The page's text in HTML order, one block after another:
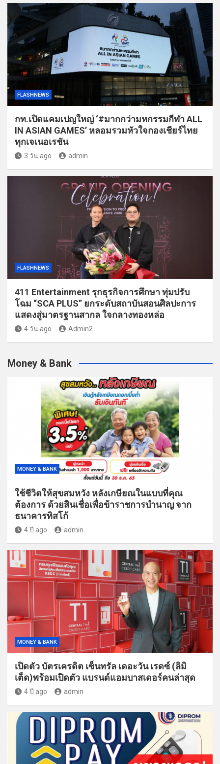
FLASHNEWS
กท.เปิดแคมเปญใหญ่ ‘#มากกว่ามหกรรมกีฬา ALL
IN ASIAN GAMES’ หลอมรวมหัวใจกองเชียร์ไทย
ทุกเจเนอเรชัน
3 วัน ago admin
FLASHNEWS
411 Entertainment รุกธุรกิจการศึกษา ทุ่มปรับ
โฉม “SCA PLUS” ยกระดับสถาบันสอนศิลปะการ
แสดงสู่มาตรฐานสากล ใจกลางทองหล่อ
4 วัน ago Admin2
Money & Bank
MONEY & BANK
ใช้ชีวิตให้สุขสมหวัง หลังเกษียณในแบบที่คุณ
ต้องการ ด้วยสินเชื่อเพื่อข้าราชการบำนาญ จาก
ธนาคารทิสโก้
4 ปี ago admin
MONEY & BANK
เปิดตัว บัตรเครดิต เซ็นทรัล เดอะวัน เรดซ์ (ลิมิ
เต็ด)พร้อมเปิดตัว แบรนด์แอมบาสเดอร์คนล่าสุด
4 ปี ago admin